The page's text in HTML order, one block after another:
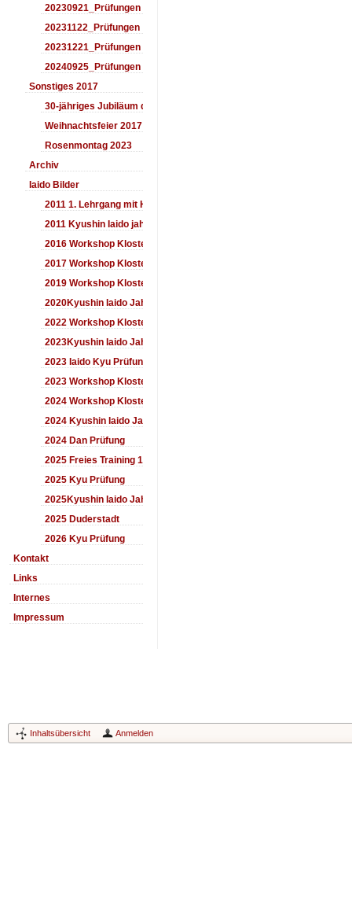
20230921_Prüfungen
20231122_Prüfungen
20231221_Prüfungen
20240925_Prüfungen
Sonstiges 2017
30-jähriges Jubiläum des Aiki-Dojo's 2017
Weihnachtsfeier 2017
Rosenmontag 2023
Archiv
Iaido Bilder
2011 1. Lehrgang mit Headmaster Ralf Gumpfer
2011 Kyushin Iaido jahrestreffen
2016 Workshop Kloster Duderstadt
2017 Workshop Kloster Duderstadt
2019 Workshop Kloster Duderstadt
2020Kyushin Iaido Jahrestreffen
2022 Workshop Kloster Duderstadt
2023Kyushin Iaido Jahrestreffen
2023 Iaido Kyu Prüfung
2023 Workshop Kloster Duderstadt
2024 Workshop Kloster Duderstadt
2024 Kyushin Iaido Jahrestreffen
2024 Dan Prüfung
2025 Freies Training 17:00-18:00 Uhr
2025 Kyu Prüfung
2025Kyushin Iaido Jahrestreffen
2025 Duderstadt
2026 Kyu Prüfung
Kontakt
Links
Internes
Impressum
Inhaltsübersicht Anmelden